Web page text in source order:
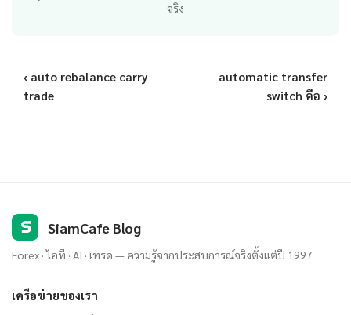
จริง
‹ auto rebalance carry
trade
automatic transfer
switch คือ ›
S SiamCafe Blog
Forex · ไอที · AI · เทรด — ความรู้จากประสบการณ์จริงตั้งแต่ปี 1997
เครือข่ายของเรา